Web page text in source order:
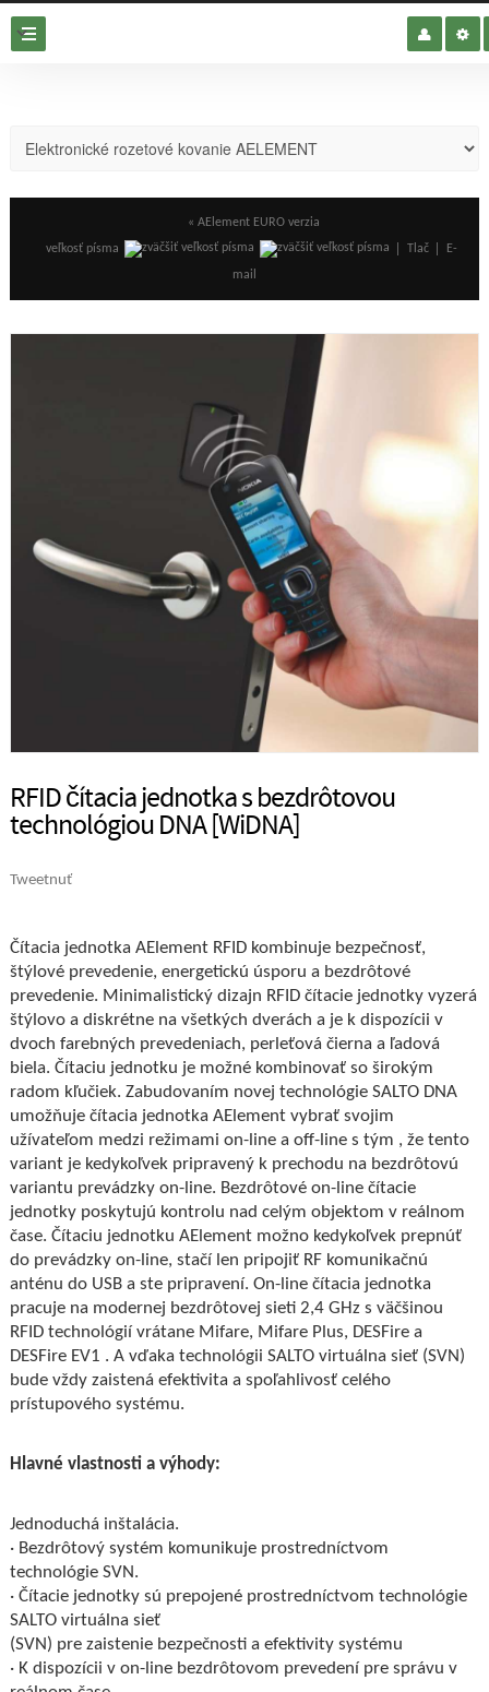
« AElement EURO verzia
veľkosť písma
Tlač
E-
mail
RFID čítacia jednotka s bezdrôtovou
technológiou DNA [WiDNA]
Tweetnuť
Čítacia jednotka AElement RFID kombinuje bezpečnosť,
štýlové prevedenie, energetickú úsporu a bezdrôtové
prevedenie. Minimalistický dizajn RFID čítacie jednotky vyzerá
štýlovo a diskrétne na všetkých dverách a je k dispozícii v
dvoch farebných prevedeniach, perleťová čierna a ľadová
biela. Čítaciu jednotku je možné kombinovať so širokým
radom kľučiek. Zabudovaním novej technológie SALTO DNA
umožňuje čítacia jednotka AElement vybrať svojim
užívateľom medzi režimami on-line a off-line s tým , že tento
variant je kedykoľvek pripravený k prechodu na bezdrôtovú
variantu prevádzky on-line. Bezdrôtové on-line čítacie
jednotky poskytujú kontrolu nad celým objektom v reálnom
čase. Čítaciu jednotku AElement možno kedykoľvek prepnúť
do prevádzky on-line, stačí len pripojiť RF komunikačnú
anténu do USB a ste pripravení. On-line čítacia jednotka
pracuje na modernej bezdrôtovej sieti 2,4 GHz s väčšinou
RFID technológií vrátane Mifare, Mifare Plus, DESFire a
DESFire EV1 . A vďaka technológii SALTO virtuálna sieť (SVN)
bude vždy zaistená efektivita a spoľahlivosť celého
prístupového systému.
Hlavné vlastnosti a výhody:
Jednoduchá inštalácia.
· Bezdrôtový systém komunikuje prostredníctvom
technológie SVN.
· Čítacie jednotky sú prepojené prostredníctvom technológie
SALTO virtuálna sieť
(SVN) pre zaistenie bezpečnosti a efektivity systému
· K dispozícii v on-line bezdrôtovom prevedení pre správu v